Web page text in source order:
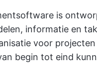
is
informatie en
voor
begin tot eind